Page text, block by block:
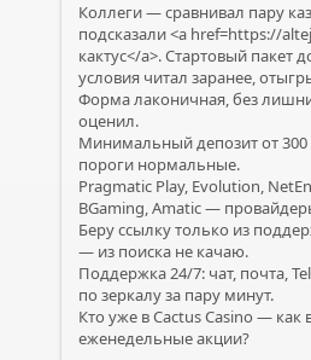
Коллеги — сравнивал пару
подсказали <a href=https://
кактус</a>. Стартовый пакет
условия читал заранее,
Форма лаконичная, без
оценил.
Минимальный депозит от 300
пороги нормальные.
Pragmatic Play, Evolution,
BGaming, Amatic —
Беру ссылку только из
— из поиска не качаю.
Поддержка 24/7: чат, почта,
по зеркалу за пару минут.
Кто уже в Cactus Casino — как
еженедельные акции?